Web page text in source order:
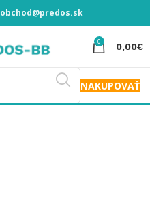
obchod@predos.sk
0 0,00€
NAKUPOVAŤ